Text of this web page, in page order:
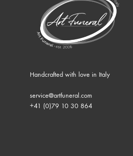
Handcrafted with love in Italy
service@artfuneral.com
+41 (0)79 10 30 864